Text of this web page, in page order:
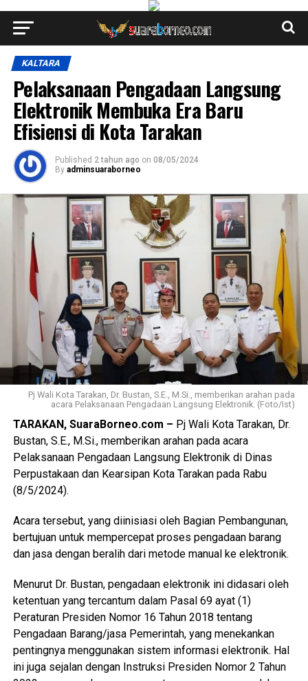
KALTARA
Pelaksanaan Pengadaan Langsung
Elektronik Membuka Era Baru
Efisiensi di Kota Tarakan
Published 2 tahun ago on 08/05/2024
By adminsuaraborneo
Pj Wali Kota Tarakan, Dr. Bustan, S.E., M.Si., memberikan arahan pada
acara Pelaksanaan Pengadaan Langsung Elektronik. (Foto/Ist)
TARAKAN, SuaraBorneo.com – Pj Wali Kota Tarakan, Dr.
Bustan, S.E., M.Si., memberikan arahan pada acara
Pelaksanaan Pengadaan Langsung Elektronik di Dinas
Perpustakaan dan Kearsipan Kota Tarakan pada Rabu
(8/5/2024).
Acara tersebut, yang diinisiasi oleh Bagian Pembangunan,
bertujuan untuk mempercepat proses pengadaan barang
dan jasa dengan beralih dari metode manual ke elektronik.
Menurut Dr. Bustan, pengadaan elektronik ini didasari oleh
ketentuan yang tercantum dalam Pasal 69 ayat (1)
Peraturan Presiden Nomor 16 Tahun 2018 tentang
Pengadaan Barang/jasa Pemerintah, yang menekankan
pentingnya menggunakan sistem informasi elektronik. Hal
ini juga sejalan dengan Instruksi Presiden Nomor 2 Tahun